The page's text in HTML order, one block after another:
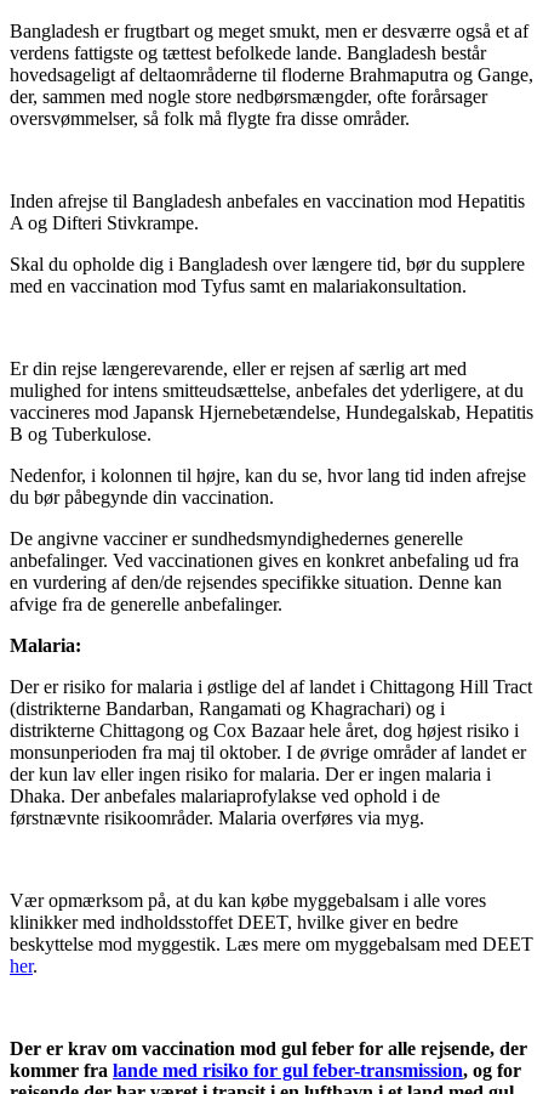
Bangladesh er frugtbart og meget smukt, men er desværre også et af
verdens fattigste og tættest befolkede lande. Bangladesh består
hovedsageligt af deltaområderne til floderne Brahmaputra og Gange,
der, sammen med nogle store nedbørsmængder, ofte forårsager
oversvømmelser, så folk må flygte fra disse områder.
Inden afrejse til Bangladesh anbefales en vaccination mod Hepatitis
A og Difteri Stivkrampe.
Skal du opholde dig i Bangladesh over længere tid, bør du supplere
med en vaccination mod Tyfus samt en malariakonsultation.
Er din rejse længerevarende, eller er rejsen af særlig art med
mulighed for intens smitteudsættelse, anbefales det yderligere, at du
vaccineres mod Japansk Hjernebetændelse, Hundegalskab, Hepatitis
B og Tuberkulose.
Nedenfor, i kolonnen til højre, kan du se, hvor lang tid inden afrejse
du bør påbegynde din vaccination.
De angivne vacciner er sundhedsmyndighedernes generelle
anbefalinger. Ved vaccinationen gives en konkret anbefaling ud fra
en vurdering af den/de rejsendes specifikke situation. Denne kan
afvige fra de generelle anbefalinger.
Malaria:
Der er risiko for malaria i østlige del af landet i Chittagong Hill Tract
(distrikterne Bandarban, Rangamati og Khagrachari) og i
distrikterne Chittagong og Cox Bazaar hele året, dog højest risiko i
monsunperioden fra maj til oktober. I de øvrige områder af landet er
der kun lav eller ingen risiko for malaria. Der er ingen malaria i
Dhaka. Der anbefales malariaprofylakse ved ophold i de
førstnævnte risikoområder. Malaria overføres via myg.
Vær opmærksom på, at du kan købe myggebalsam i alle vores
klinikker med indholdsstoffet DEET, hvilke giver en bedre
beskyttelse mod myggestik. Læs mere om myggebalsam med DEET
her.
Der er krav om vaccination mod gul feber for alle rejsende, der
kommer fra lande med risiko for gul feber-transmission, og for